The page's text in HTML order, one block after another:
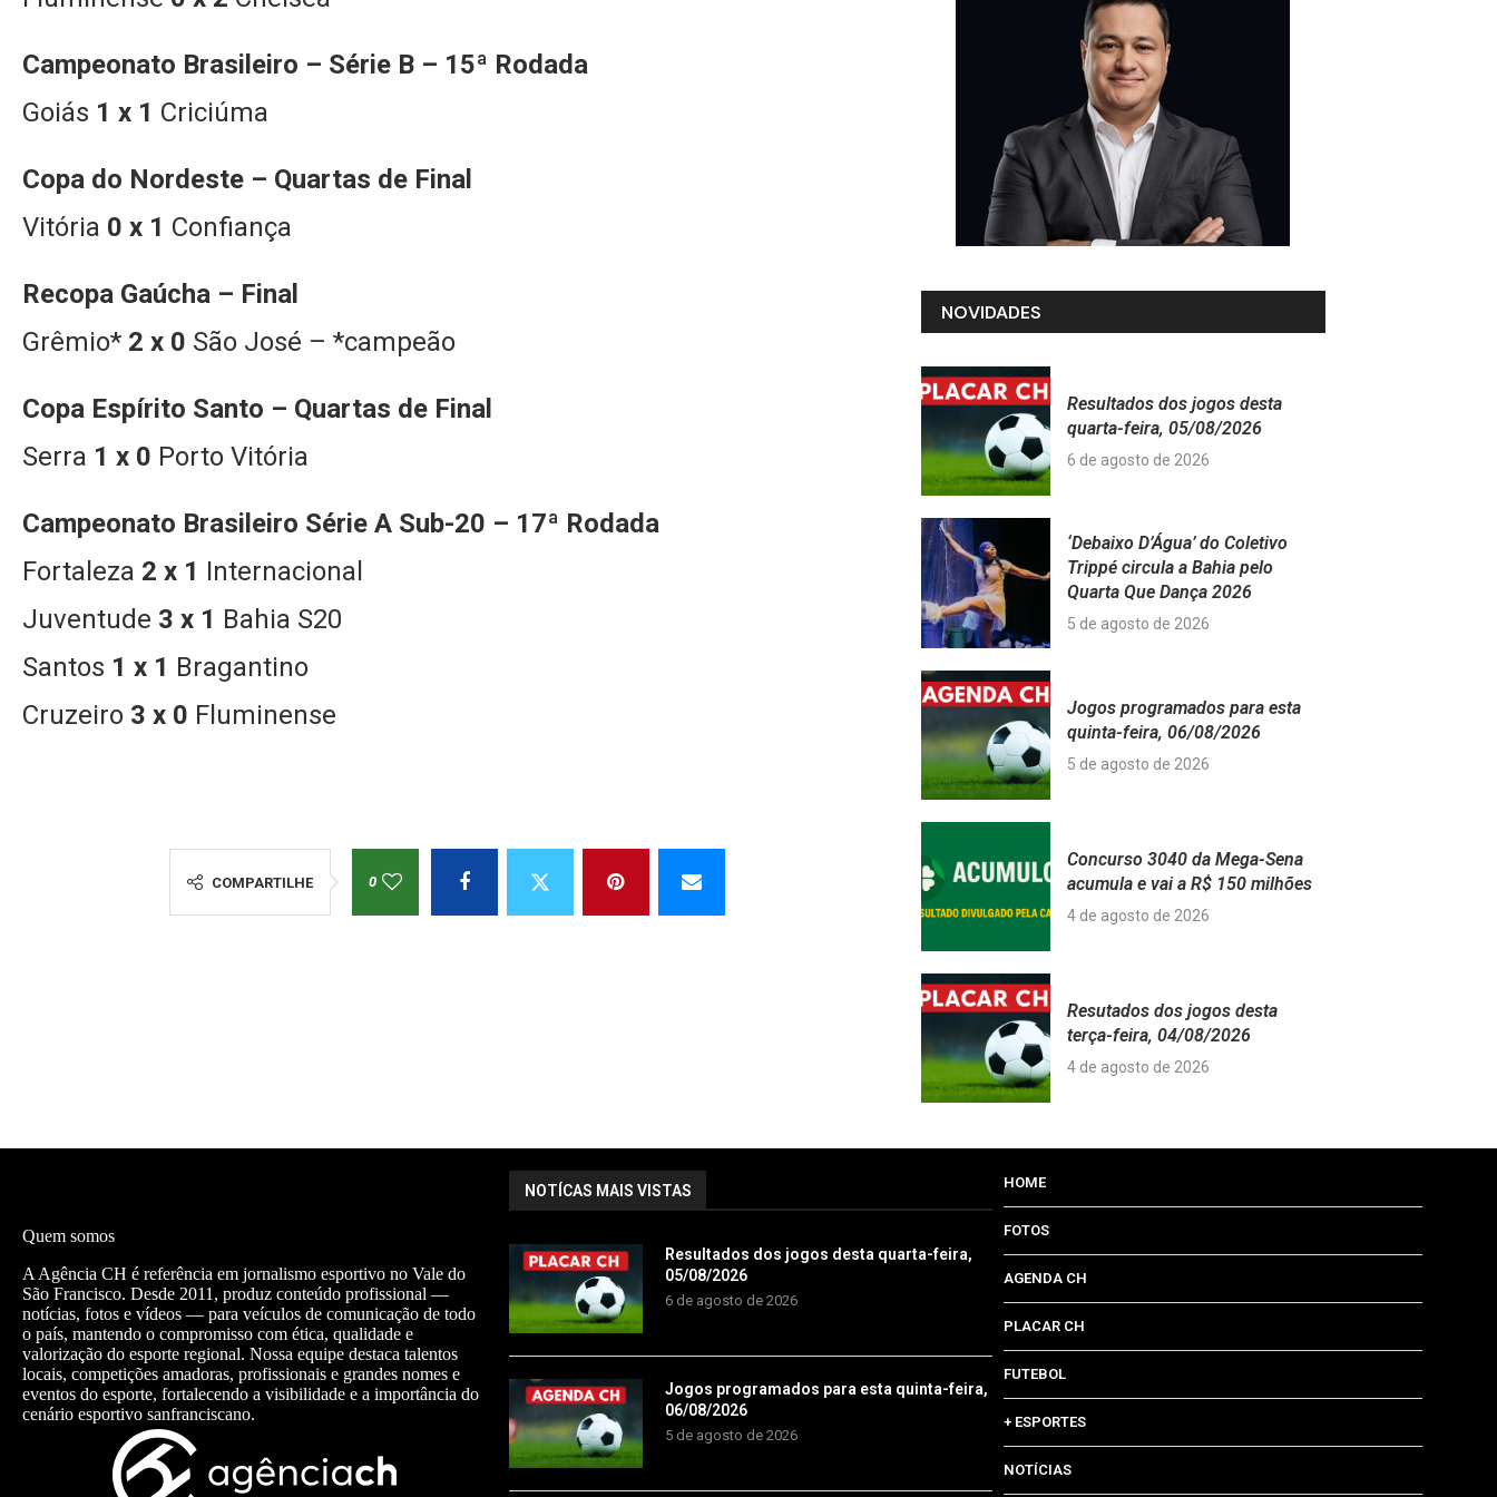
Campeonato Brasileiro – Série B – 15ª Rodada
Goiás 1 x 1 Criciúma
Copa do Nordeste – Quartas de Final
Vitória 0 x 1 Confiança
Recopa Gaúcha – Final
Grêmio* 2 x 0 São José – *campeão
Copa Espírito Santo – Quartas de Final
Serra 1 x 0 Porto Vitória
Campeonato Brasileiro Série A Sub-20 – 17ª Rodada
Fortaleza 2 x 1 Internacional
Juventude 3 x 1 Bahia S20
Santos 1 x 1 Bragantino
Cruzeiro 3 x 0 Fluminense
COMPARTILHE 0
NOVIDADES
Resultados dos jogos desta
quarta-feira, 05/08/2026
6 de agosto de 2026
‘Debaixo D’Água’ do Coletivo
Trippé circula a Bahia pelo
Quarta Que Dança 2026
5 de agosto de 2026
Jogos programados para esta
quinta-feira, 06/08/2026
5 de agosto de 2026
Concurso 3040 da Mega-Sena
acumula e vai a R$ 150 milhões
4 de agosto de 2026
Resutados dos jogos desta
terça-feira, 04/08/2026
4 de agosto de 2026
Quem somos
A Agência CH é referência em jornalismo esportivo no Vale do
São Francisco. Desde 2011, produz conteúdo profissional —
notícias, fotos e vídeos — para veículos de comunicação de todo
o país, mantendo o compromisso com ética, qualidade e
valorização do esporte regional. Nossa equipe destaca talentos
locais, competições amadoras, profissionais e grandes nomes e
eventos do esporte, fortalecendo a visibilidade e a importância do
cenário esportivo sanfranciscano.
NOTÍCAS MAIS VISTAS
Resultados dos jogos desta quarta-feira,
05/08/2026
6 de agosto de 2026
Jogos programados para esta quinta-feira,
06/08/2026
5 de agosto de 2026
HOME
FOTOS
AGENDA CH
PLACAR CH
FUTEBOL
+ ESPORTES
NOTÍCIAS